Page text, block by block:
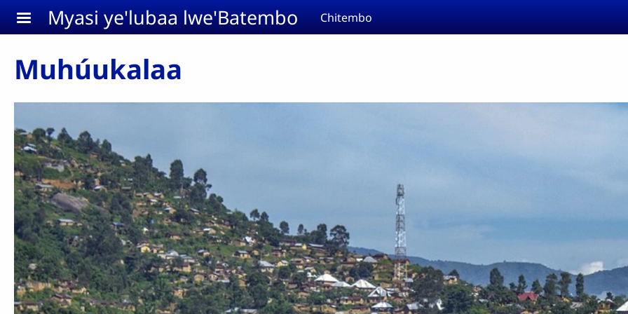
Aller au contenu principal
Myasi ye'lubaa lwe'Batembo Chitembo
Muhúukalaa